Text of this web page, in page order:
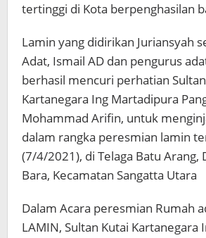
tertinggi di Kota berpenghasilan
Lamin yang didirikan Juriansyah
Adat, Ismail AD dan pengurus
berhasil mencuri perhatian
Kartanegara Ing Martadipura
Mohammad Arifin, untuk
dalam rangka peresmian lamin
(7/4/2021), di Telaga Batu Arang,
Bara, Kecamatan Sangatta Utara
Dalam Acara peresmian Rumah
LAMIN, Sultan Kutai Kartanegara